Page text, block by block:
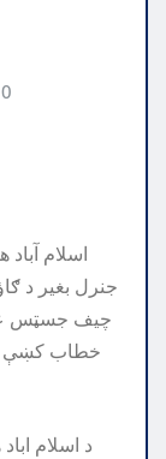
0
اسلام
جنرل بغير د
چيف جسټس
خطاب کښې
د اسلام